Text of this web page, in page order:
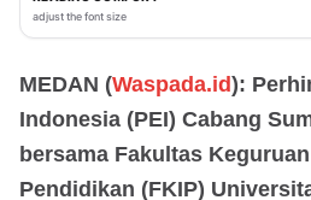
adjust the font size
MEDAN (Waspada.id):
Indonesia (PEI) Cabang
bersama Fakultas
Pendidikan (FKIP)